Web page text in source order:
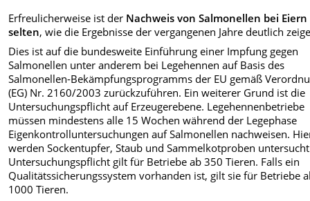
Erfreulicherweise ist der Nachweis von Salmonellen bei Eiern
selten, wie die Ergebnisse der vergangenen Jahre deutlich
Dies ist auf die bundesweite Einführung einer Impfung gegen
Salmonellen unter anderem bei Legehennen auf Basis des
Salmonellen-Bekämpfungsprogramms der EU gemäß
(EG) Nr. 2160/2003 zurückzuführen. Ein weiterer Grund ist die
Untersuchungspflicht auf Erzeugerebene. Legehennenbetriebe
müssen mindestens alle 15 Wochen während der Legephase
Eigenkontrolluntersuchungen auf Salmonellen nachweisen.
werden Sockentupfer, Staub und Sammelkotproben
Untersuchungspflicht gilt für Betriebe ab 350 Tieren. Falls ein
Qualitätssicherungssystem vorhanden ist, gilt sie für Betriebe
1000 Tieren.